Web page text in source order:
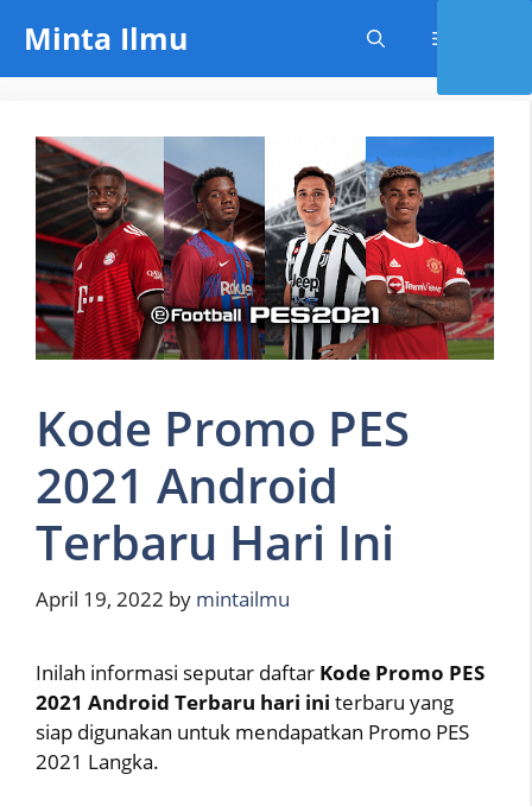
content
Minta Ilmu
Kode Promo PES
2021 Android
Terbaru Hari Ini
April 19, 2022 by mintailmu
Inilah informasi seputar daftar Kode Promo PES
2021 Android Terbaru hari ini terbaru yang
siap digunakan untuk mendapatkan Promo PES
2021 Langka.